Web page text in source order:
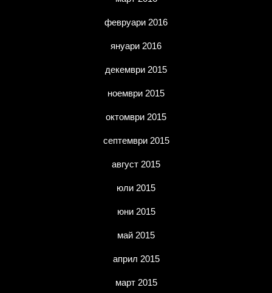
февруари 2016
януари 2016
декември 2015
ноември 2015
октомври 2015
септември 2015
август 2015
юли 2015
юни 2015
май 2015
април 2015
март 2015